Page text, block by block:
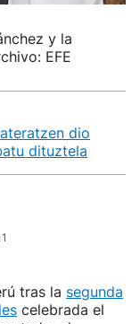
y la
EFE
dio
dituztela
tras la segunda
celebrada el